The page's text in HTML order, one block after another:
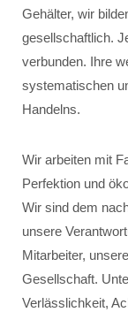
Gehälter, wir
gesellschaftlich.
verbunden. Ihre
systematischen
Handelns.
Wir arbeiten mit
Perfektion und
Wir sind dem
unsere
Mitarbeiter,
Gesellschaft.
Verlässlichkeit,